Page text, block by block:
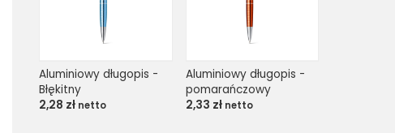
Aluminiowy długopis -
Błękitny
2,28 zł netto
Aluminiowy długopis -
pomarańczowy
2,33 zł netto